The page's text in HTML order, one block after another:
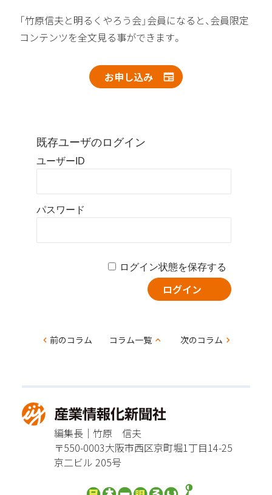
「竹原信夫と明るくやろう会」会員になると、会員限定
コンテンツを全文見る事ができます。
お申し込み
既存ユーザのログイン
ユーザーID
パスワード
ログイン状態を保存する
コ
ナ
ビ
ゲー
ショ
前のコラム 次のコラム
コラム一覧
編集長｜竹原 信夫
〒550-0003大阪市西区京町堀1丁目14-25
京二ビル 205号